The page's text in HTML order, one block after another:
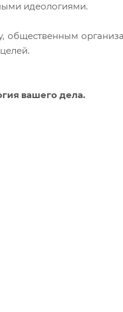
идеологиями.
общественным
вашего дела.